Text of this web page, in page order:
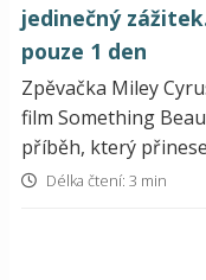
jedinečný
pouze 1 den
Zpěvačka Miley
film Something
příběh, který
Délka čtení: 3 min